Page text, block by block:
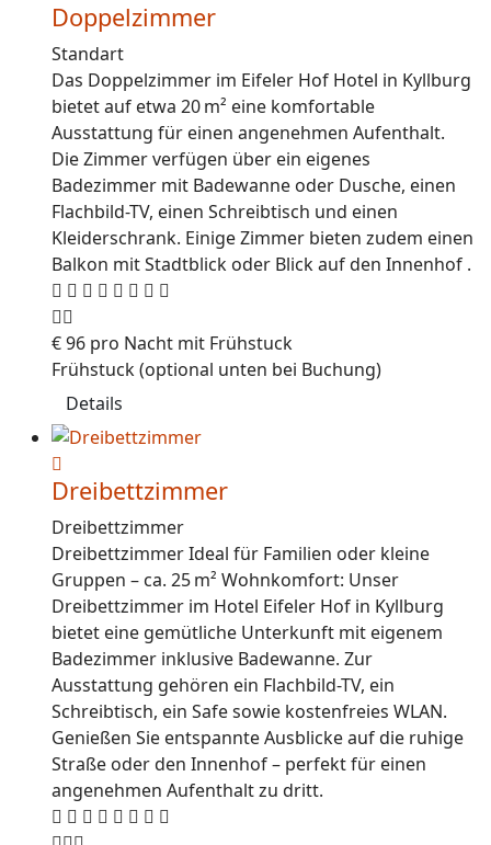
Doppelzimmer
Standart
Das Doppelzimmer im Eifeler Hof Hotel in Kyllburg
bietet auf etwa 20 m² eine komfortable
Ausstattung für einen angenehmen Aufenthalt.
Die Zimmer verfügen über ein eigenes
Badezimmer mit Badewanne oder Dusche, einen
Flachbild-TV, einen Schreibtisch und einen
Kleiderschrank. Einige Zimmer bieten zudem einen
Balkon mit Stadtblick oder Blick auf den Innenhof .
€96 pro Nacht mit Frühstuck
Frühstuck (optional unten bei Buchung)
Details
Dreibettzimmer
Dreibettzimmer
Dreibettzimmer Ideal für Familien oder kleine
Gruppen – ca. 25 m² Wohnkomfort: Unser
Dreibettzimmer im Hotel Eifeler Hof in Kyllburg
bietet eine gemütliche Unterkunft mit eigenem
Badezimmer inklusive Badewanne. Zur
Ausstattung gehören ein Flachbild-TV, ein
Schreibtisch, ein Safe sowie kostenfreies WLAN.
Genießen Sie entspannte Ausblicke auf die ruhige
Straße oder den Innenhof – perfekt für einen
angenehmen Aufenthalt zu dritt.